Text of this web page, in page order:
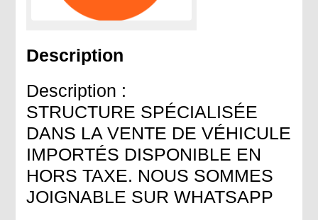
Description
Description :
STRUCTURE SPÉCIALISÉE
DANS LA VENTE DE VÉHICULE
IMPORTÉS DISPONIBLE EN
HORS TAXE. NOUS SOMMES
JOIGNABLE SUR WHATSAPP